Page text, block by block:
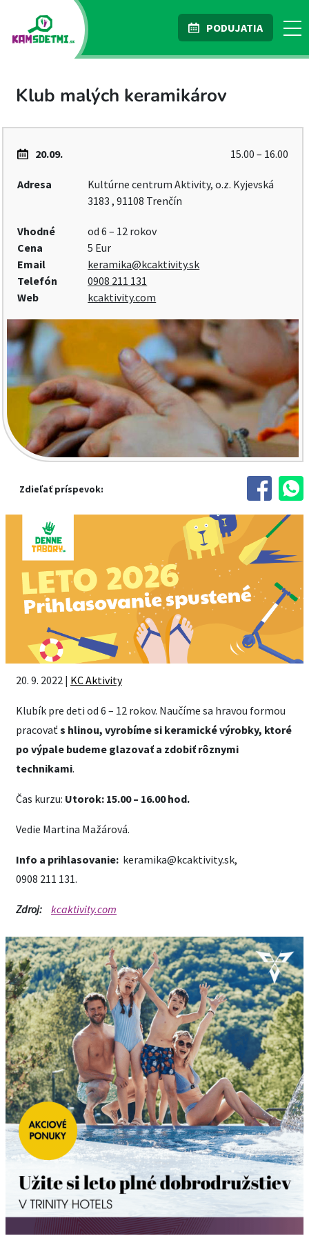
PODUJATIA
Klub malých keramikárov
20.09. 15.00 – 16.00
Adresa
Kultúrne centrum Aktivity, o.z. Kyjevská
3183 , 91108 Trenčín
Vhodné
od 6 – 12 rokov
Cena
5 Eur
Email
keramika@kcaktivity.sk
Telefón
0908 211 131
Web
kcaktivity.com
Zdieľať príspevok:
20. 9. 2022 | KC Aktivity
Klubík pre deti od 6 – 12 rokov. Naučíme sa hravou formou
pracovaťs hlinou, vyrobíme si keramické výrobky, ktoré
po výpale budeme glazovať a zdobiť rôznymi
technikami.
Čas kurzu: Utorok: 15.00 – 16.00 hod.
Vedie Martina Mažárová.
Info a prihlasovanie: keramika@kcaktivity.sk,
0908 211 131.
Zdroj: kcaktivity.com